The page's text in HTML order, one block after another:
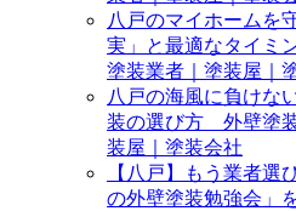
八戸のマイホームを
実」と最適なタイミ
塗装業者｜塗装屋｜
八戸の海風に負けな
装の選び方 外壁塗
装屋｜塗装会社
【八戸】もう業者選
の外壁塗装勉強会」